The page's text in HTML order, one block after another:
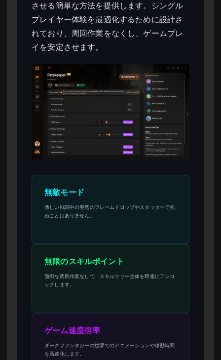
させる簡単な方法を提供します。シングル
プレイヤー体験を最適化するために設計さ
れており、周回作業をなくし、ゲームプレ
イを安定させます。
無敵モード
激しい戦闘中の突然のフレームドロップやスタッターで死
ぬことはありません。
無限のスキルポイント
面倒な周回作業なしで、スキルツリー全体を即座にアンロ
ックします。
ゲーム速度倍率
ダークファンタジーの世界でのアニメーションや移動時間
を高速化します。